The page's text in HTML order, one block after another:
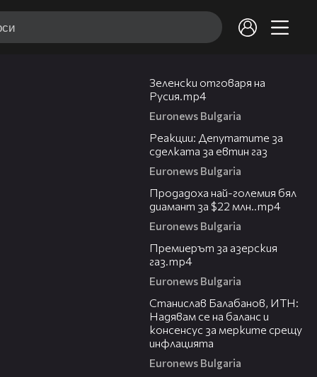
Зеленски отговаря на
Русия.mp4
Euronews Bulgaria
Реакции: Депутатите за
сделката за евтин газ
Euronews Bulgaria
Продадоха най-големия бял
диамант за $22 млн..mp4
Euronews Bulgaria
Премиерът за азерския
газ.mp4
Euronews Bulgaria
Станислав Балабанов, ИТН:
Надявам се на баланс и
консенсус за мерките срещу
инфлацията
Euronews Bulgaria